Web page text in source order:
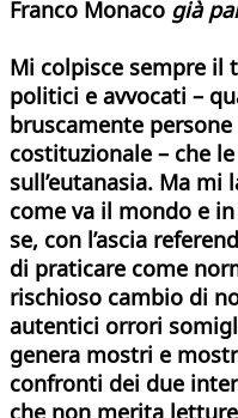
Franco Monaco già
Mi colpisce sempre il
politici e avvocati –
bruscamente
costituzionale – che
sull’eutanasia. Ma
come va il mondo e
se, con l’ascia
di praticare come
rischioso cambio di
autentici orrori
genera mostri e
confronti dei due
che non merita